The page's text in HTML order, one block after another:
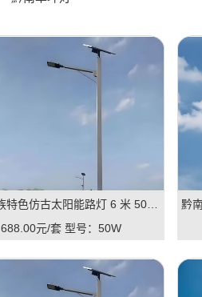
688.00元/套 型号：50W